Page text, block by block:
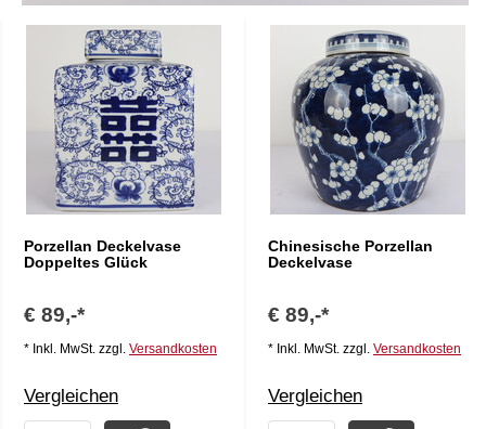
Porzellan Deckelvase
Doppeltes Glück
€ 89,-*
* Inkl. MwSt. zzgl. Versandkosten
Vergleichen
Chinesische Porzellan
Deckelvase
€ 89,-*
* Inkl. MwSt. zzgl. Versandkosten
Vergleichen